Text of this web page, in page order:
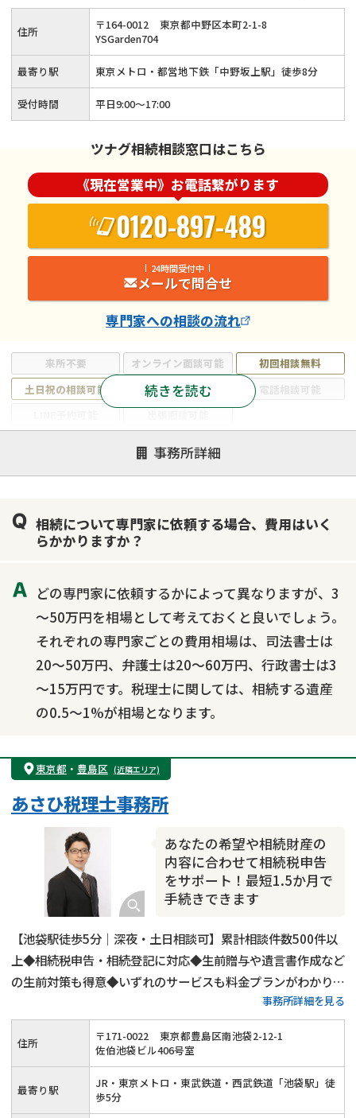
持ちに寄り添って親切・丁寧に相続手続きを行います。
来所不要 オンライン面談可能
初回相談無料
土日祝の相談可能
19時以降電話可能
電話相談可能
遺言書作成・遺言執行
相続放棄
相続登記
相続手続き
銀行手続き
家族信託
成年後見・任意後見
相続トラブル
続きを読む
住所 〒164-0012
東京都中野区本町2-1-8
YSGarden704
最寄り駅 東京メトロ・都営地下鉄「中野坂上駅」徒歩8分
受付時間 平日9:00〜17:00
ツナグ相続相談窓口はこちら
《現在営業中》お電話繋がります
0120-897-489
24時間受付中
メールで問合せ
専門家への相談の流れ
事務所詳細
相続について専門家に依頼する場合、費用はいく
らかかりますか？
どの専門家に依頼するかによって異なりますが、3
～50万円を相場として考えておくと良いでしょう。
それぞれの専門家ごとの費用相場は、司法書士は
20～50万円、弁護士は20～60万円、行政書士は3
～15万円です。税理士に関しては、相続する遺産
の0.5～1%が相場となります。
東京都 ・ 豊島区 (近隣エリア)
あなたの希望や相続財産の
内容に合わせて相続税申告
をサポート！最短1.5か月で
手続きできます
あさひ税理士事務所
【池袋駅徒歩5分｜深夜・土日相談可】累計相談件数500件以
上◆相続税申告・相続登記に対応◆生前贈与や遺言書作成など
の生前対策も得意◆いずれのサービスも料金プランがわかりや
すい◆豊島区・板橋区・練馬区・北区で相続税申告をするなら
当事務所にご相談ください！15年以上の実務経験がある税理
士が丁寧に対応いたします！
事務所詳細を見る
住所 〒171-0022
東京都豊島区南池袋2-12-1
佐伯池袋ビル406号室
最寄り駅
JR・東京メトロ・東武鉄道・西武鉄道「池袋駅」徒
歩5分